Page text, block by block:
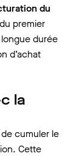
du
premier
durée
d’achat
la
cumuler le
Cette